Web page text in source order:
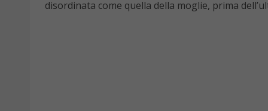
disordinata come quella della moglie, prima